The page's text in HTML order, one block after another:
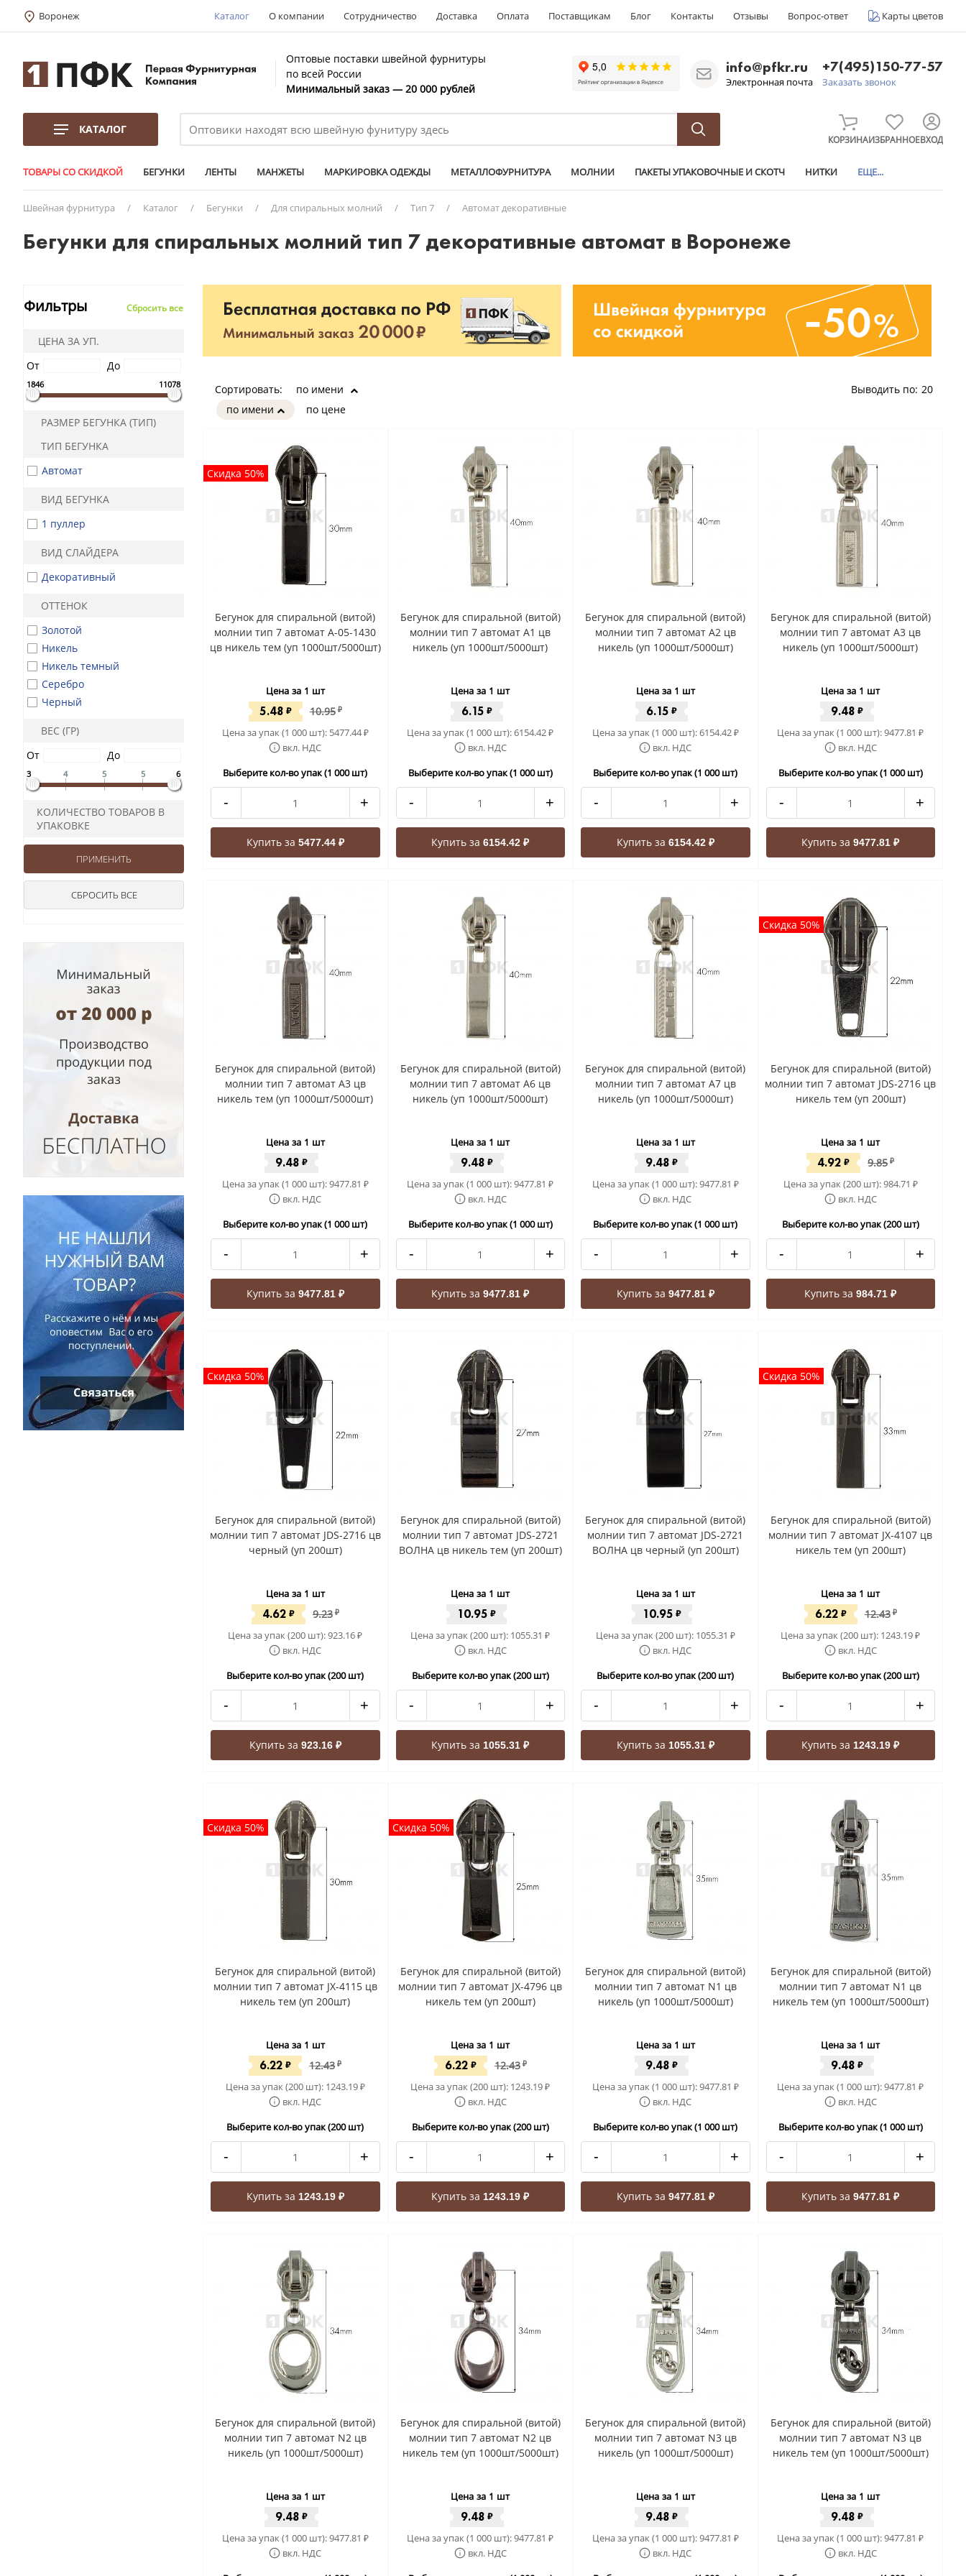
Воронеж Каталог О компании Сотрудничество Доставка Оплата Поставщикам Блог Контакты Отзывы Вопрос-ответ Карты цветов
Оптовые поставки швейной фурнитуры
по всей России
Минимальный заказ — 20 000 рублей
info@pfkr.ru
Электронная почта
+7(495)150-77-57
Заказать звонок
КАТАЛОГ
КОРЗИНАИЗБРАННОЕВХОД
ТОВАРЫ СО СКИДКОЙ БЕГУНКИ ЛЕНТЫ МАНЖЕТЫ МАРКИРОВКА ОДЕЖДЫ МЕТАЛЛОФУРНИТУРА МОЛНИИ ПАКЕТЫ УПАКОВОЧНЫЕ И СКОТЧ НИТКИ ЕЩЕ...
Швейная фурнитура / Каталог / Бегунки / Для спиральных молний / Тип 7 / Автомат декоративные
Бегунки для спиральных молний тип 7 декоративные автомат в Воронеже
Фильтры Сбросить все
ЦЕНА ЗА УП.
От
До
1846 11078
РАЗМЕР БЕГУНКА (ТИП)
ТИП БЕГУНКА
Автомат
ВИД БЕГУНКА
1 пуллер
ВИД СЛАЙДЕРА
Декоративный
ОТТЕНОК
Золотой
Никель
Никель темный
Серебро
Черный
ВЕС (ГР)
От
До
3 4 5 5 6
КОЛИЧЕСТВО ТОВАРОВ В
УПАКОВКЕ
Сортировать:
по имени
по цене
по имени Выводить по: 20
Скидка 50%
Бегунок для спиральной (витой)
молнии тип 7 автомат A-05-1430
цв никель тем (уп 1000шт/5000шт)
Цена за 1 шт
5.48 ₽ 10.95 ₽
Цена за упак (1 000 шт): 5477.44₽
вкл. НДС
Выберите кол-во упак (1 000 шт)
- +
Купить за 5477.44 ₽
Бегунок для спиральной (витой)
молнии тип 7 автомат A1 цв
никель (уп 1000шт/5000шт)
Цена за 1 шт
6.15 ₽
Цена за упак (1 000 шт):6154.42₽
вкл. НДС
Выберите кол-во упак (1 000 шт)
- +
Купить за6154.42 ₽
Бегунок для спиральной (витой)
молнии тип 7 автомат A2 цв
никель (уп 1000шт/5000шт)
Цена за 1 шт
6.15 ₽
Цена за упак (1 000 шт):6154.42₽
вкл. НДС
Выберите кол-во упак (1 000 шт)
- +
Купить за 6154.42 ₽
Бегунок для спиральной (витой)
молнии тип 7 автомат A3 цв
никель (уп 1000шт/5000шт)
Цена за 1 шт
9.48 ₽
Цена за упак (1 000 шт):9477.81₽
вкл. НДС
Выберите кол-во упак (1 000 шт)
- +
Купить за9477.81 ₽
Бегунок для спиральной (витой)
молнии тип 7 автомат A3 цв
никель тем (уп 1000шт/5000шт)
Цена за 1 шт
9.48 ₽
Цена за упак (1 000 шт):9477.81 ₽
вкл. НДС
Выберите кол-во упак (1 000 шт)
- +
Купить за 9477.81 ₽
Бегунок для спиральной (витой)
молнии тип 7 автомат A6 цв
никель (уп 1000шт/5000шт)
Цена за 1 шт
9.48 ₽
Цена за упак (1 000 шт):9477.81₽
вкл. НДС
Выберите кол-во упак (1 000 шт)
- +
Купить за9477.81 ₽
Бегунок для спиральной (витой)
молнии тип 7 автомат A7 цв
никель (уп 1000шт/5000шт)
Цена за 1 шт
9.48 ₽
Цена за упак (1 000 шт):9477.81 ₽
вкл. НДС
Выберите кол-во упак (1 000 шт)
- +
Купить за 9477.81 ₽
Скидка 50%
Бегунок для спиральной (витой)
молнии тип 7 автомат JDS-2716 цв
никель тем (уп 200шт)
Цена за 1 шт
4.92 ₽ 9.85 ₽
Цена за упак (200 шт):984.71 ₽
вкл. НДС
Выберите кол-во упак (200 шт)
- +
Купить за984.71 ₽
Скидка 50%
Бегунок для спиральной (витой)
молнии тип 7 автомат JDS-2716 цв
черный (уп 200шт)
Цена за 1 шт
4.62 ₽ 9.23 ₽
Цена за упак (200 шт):923.16₽
вкл. НДС
Выберите кол-во упак (200 шт)
- +
Купить за 923.16 ₽
Бегунок для спиральной (витой)
молнии тип 7 автомат JDS-2721
ВОЛНА цв никель тем (уп 200шт)
Цена за 1 шт
10.95 ₽
Цена за упак (200 шт): 1055.31₽
вкл. НДС
Выберите кол-во упак (200 шт)
- +
Купить за1055.31 ₽
Бегунок для спиральной (витой)
молнии тип 7 автомат JDS-2721
ВОЛНА цв черный (уп 200шт)
Цена за 1 шт
10.95 ₽
Цена за упак (200 шт): 1055.31 ₽
вкл. НДС
Выберите кол-во упак (200 шт)
- +
Купить за 1055.31 ₽
Скидка 50%
Бегунок для спиральной (витой)
молнии тип 7 автомат JX-4107 цв
никель тем (уп 200шт)
Цена за 1 шт
6.22 ₽ 12.43 ₽
Цена за упак (200 шт): 1243.19₽
вкл. НДС
Выберите кол-во упак (200 шт)
- +
Купить за1243.19 ₽
Скидка 50%
Бегунок для спиральной (витой)
молнии тип 7 автомат JX-4115 цв
никель тем (уп 200шт)
Цена за 1 шт
6.22 ₽ 12.43 ₽
Цена за упак (200 шт): 1243.19₽
вкл. НДС
Выберите кол-во упак (200 шт)
- +
Купить за 1243.19 ₽
Скидка 50%
Бегунок для спиральной (витой)
молнии тип 7 автомат JX-4796 цв
никель тем (уп 200шт)
Цена за 1 шт
6.22 ₽ 12.43 ₽
Цена за упак (200 шт): 1243.19₽
вкл. НДС
Выберите кол-во упак (200 шт)
- +
Купить за1243.19 ₽
Бегунок для спиральной (витой)
молнии тип 7 автомат N1 цв
никель (уп 1000шт/5000шт)
Цена за 1 шт
9.48 ₽
Цена за упак (1 000 шт):9477.81 ₽
вкл. НДС
Выберите кол-во упак (1 000 шт)
- +
Купить за 9477.81 ₽
Бегунок для спиральной (витой)
молнии тип 7 автомат N1 цв
никель тем (уп 1000шт/5000шт)
Цена за 1 шт
9.48 ₽
Цена за упак (1 000 шт):9477.81₽
вкл. НДС
Выберите кол-во упак (1 000 шт)
- +
Купить за9477.81 ₽
Бегунок для спиральной (витой)
молнии тип 7 автомат N2 цв
никель (уп 1000шт/5000шт)
Цена за 1 шт
9.48 ₽
Цена за упак (1 000 шт):9477.81 ₽
вкл. НДС
Бегунок для спиральной (витой)
молнии тип 7 автомат N2 цв
никель тем (уп 1000шт/5000шт)
Цена за 1 шт
9.48 ₽
Цена за упак (1 000 шт):9477.81₽
вкл. НДС
Бегунок для спиральной (витой)
молнии тип 7 автомат N3 цв
никель (уп 1000шт/5000шт)
Цена за 1 шт
9.48 ₽
Цена за упак (1 000 шт):9477.81 ₽
вкл. НДС
Бегунок для спиральной (витой)
молнии тип 7 автомат N3 цв
никель тем (уп 1000шт/5000шт)
Цена за 1 шт
9.48 ₽
Цена за упак (1 000 шт):9477.81₽
вкл. НДС